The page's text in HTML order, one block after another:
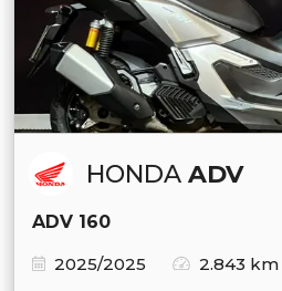
HONDA ADV
ADV 160
2025/2025
2.843 km